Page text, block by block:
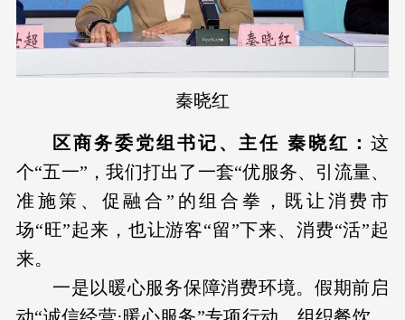
秦晓红
区商务委党组书记、主任 秦晓红：这
个“五一”，我们打出了一套“优服务、引流量、
准施策、促融合”的组合拳，既让消费市
场“旺”起来，也让游客“留”下来、消费“活”起
来。
一是以暖心服务保障消费环境。假期前启